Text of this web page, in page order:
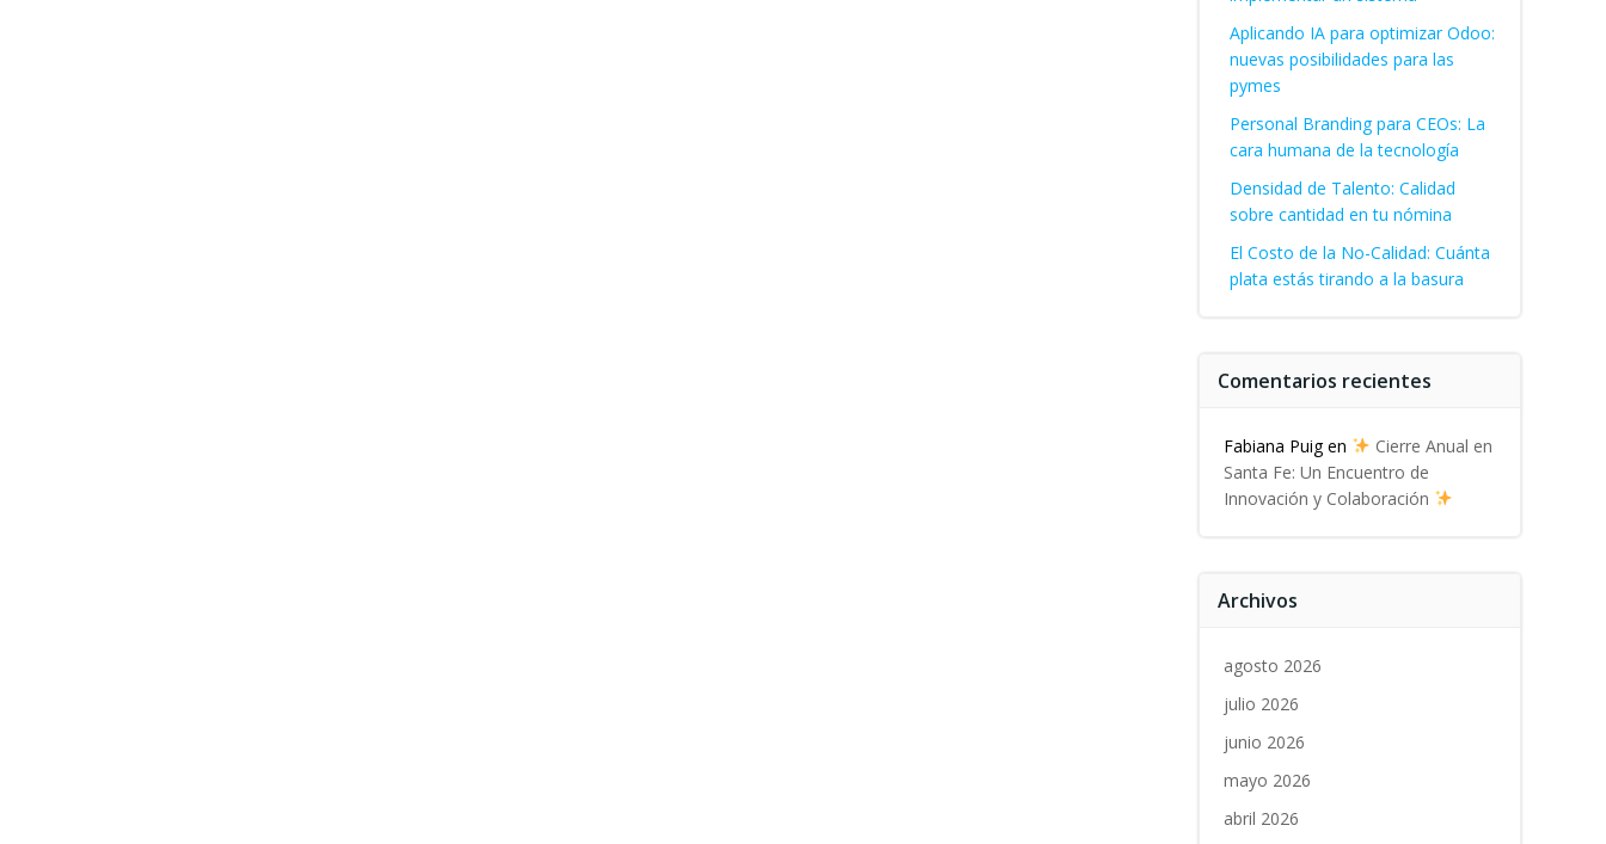
Aplicando IA para optimizar Odoo:
nuevas posibilidades para las
pymes
Personal Branding para CEOs: La
cara humana de la tecnología
Densidad de Talento: Calidad
sobre cantidad en tu nómina
El Costo de la No-Calidad: Cuánta
plata estás tirando a la basura
Comentarios recientes
Fabiana Puigen
Cierre Anual en
Santa Fe: Un Encuentro de
Innovación y Colaboración
Archivos
agosto 2026
julio 2026
junio 2026
mayo 2026
abril 2026